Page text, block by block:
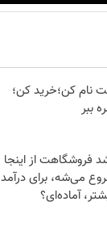
نام کن؛خرید کن؛
ببر
فروشگاهت از اینجا
می‌شه، برای درآمد
آماده‌ای؟
۱۴۰۵